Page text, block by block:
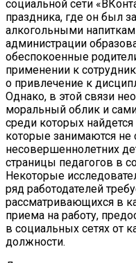
социальной сети
праздника, где он был
алкогольными
администрации
обеспокоенные
применении к
о привлечение к
Однако, в этой связи
моральный облик и
среди которых
которые занимаются не
несовершеннолетних
страницы педагогов в
Некоторые
ряд работодателей
рассматривающихся в
приема на работу,
в социальных сетях от
должности.